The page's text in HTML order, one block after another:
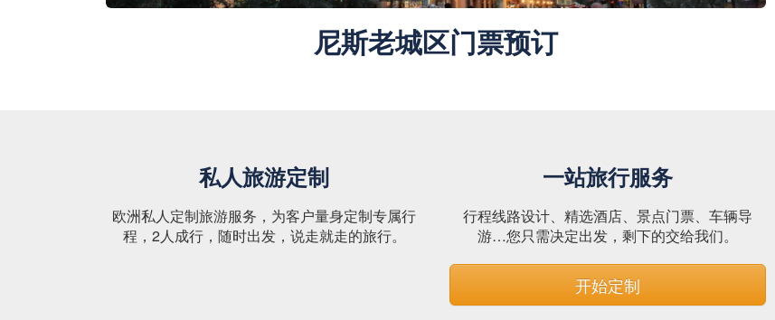
尼斯老城区门票预订
私人旅游定制
欧洲私人定制旅游服务，为客户量身定制专属行
程，2人成行，随时出发，说走就走的旅行。
一站旅行服务
行程线路设计、精选酒店、景点门票、车辆导
游…您只需决定出发，剩下的交给我们。
开始定制